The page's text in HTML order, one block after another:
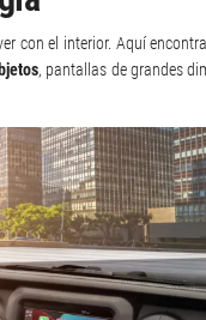
con el interior. Aquí
, pantallas de grandes